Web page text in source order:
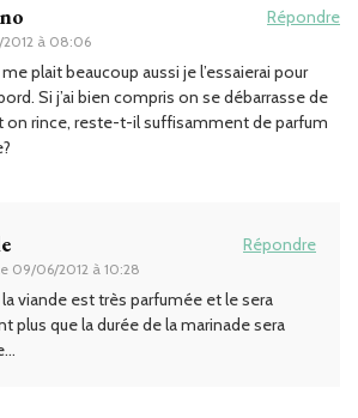
à 08:06
Répondre
plait beaucoup aussi je l’essaierai pour
Si j’ai bien compris on se débarrasse de
on rince, reste-t-il suffisamment de parfum
09/06/2012 à 10:28
Répondre
viande est très parfumée et le sera
plus que la durée de la marinade sera